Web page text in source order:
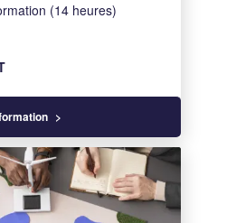
(14 heures)